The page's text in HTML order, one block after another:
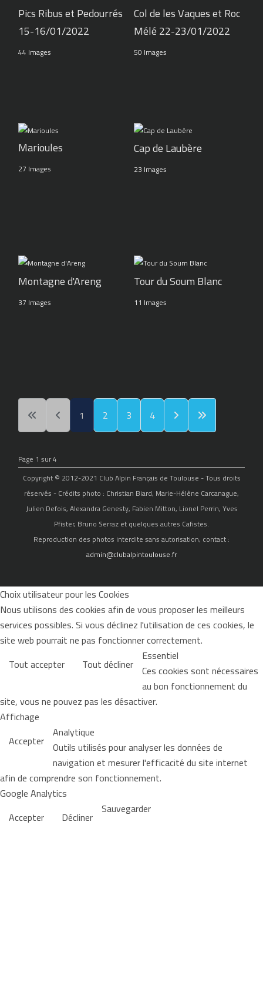
Pics Ribus et Pedourrés
15-16/01/2022
44 Images
Col de les Vaques et Roc
Mélé 22-23/01/2022
50 Images
Marioules
27 Images
Cap de Laubère
23 Images
Montagne d'Areng
37 Images
Tour du Soum Blanc
11 Images
1 2 3 4
Page 1 sur 4
Copyright © 2012-2021 Club Alpin Français de Toulouse - Tous droits
réservés - Crédits photo : Christian Biard, Marie-Hélène Carcanague,
Julien Defois, Alexandra Genesty, Fabien Mitton, Lionel Perrin, Yves
Pfister, Bruno Serraz et quelques autres Cafistes.
Reproduction des photos interdite sans autorisation, contact :
admin@clubalpintoulouse.fr
Choix utilisateur pour les Cookies
Nous utilisons des cookies afin de vous proposer les meilleurs
services possibles. Si vous déclinez l'utilisation de ces cookies, le
site web pourrait ne pas fonctionner correctement.
Tout accepter
Tout décliner Essentiel
Ces cookies sont nécessaires
au bon fonctionnement du
site, vous ne pouvez pas les désactiver.
Affichage
Accepter Analytique
Outils utilisés pour analyser les données de
navigation et mesurer l'efficacité du site internet
afin de comprendre son fonctionnement.
Google Analytics
Accepter
Décliner Sauvegarder